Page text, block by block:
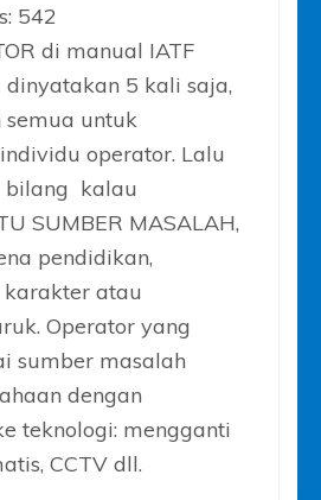
542
di manual IATF
dinyatakan 5 kali saja,
untuk
operator. Lalu
bilang kalau
SUMBER MASALAH,
pendidikan,
karakter atau
Operator yang
sumber masalah
dengan
teknologi: mengganti
CCTV dll.